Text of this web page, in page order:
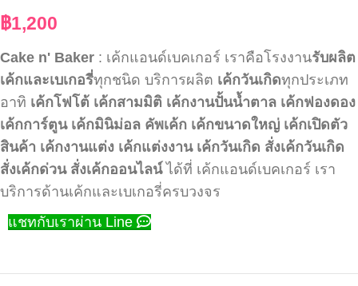
฿1,200
Cake n' Baker : เค้กแอนด์เบคเกอร์ เราคือโรงงานรับผลิต
เค้กและเบเกอรี่ทุกชนิด บริการผลิต เค้กวันเกิดทุกประเภท
อาทิ เค้กโฟโต้ เค้กสามมิติ เค้กงานปั้นน้ำตาล เค้กฟองดอง
เค้กการ์ตูน เค้กมินิม่อล คัพเค้ก เค้กขนาดใหญ่ เค้กเปิดตัว
สินค้า เค้กงานแต่ง เค้กแต่งงาน เค้กวันเกิด สั่งเค้กวันเกิด
สั่งเค้กด่วน สั่งเค้กออนไลน์ได้ที่ เค้กแอนด์เบคเกอร์ เรา
บริการด้านเค้กและเบเกอรี่ครบวงจร
แชทกับเราผ่าน Line